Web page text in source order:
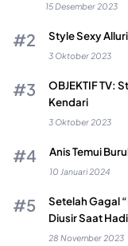
15 Desember 2023
Style Sexy
3 Oktober 2023
OBJEKTIF TV:
Kendari
3 Oktober 2023
Anis Temui
10 Januari 2024
Setelah Gagal
Diusir Saat
28 November 2023